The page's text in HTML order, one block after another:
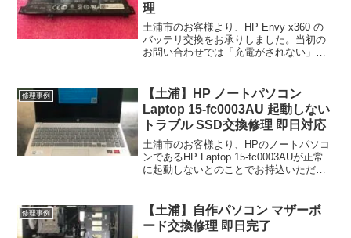
理
土浦市のお客様より、HP Envy x360 の
バッテリ交換をお承りしました。当初の
お問い合わせでは「充電がされない」と
ってしまう」という症状もご申告いただ
いておりまし...
修理事例
【土浦】HP ノートパソコン
Laptop 15-fc0003AU 起動しない
トラブル SSD交換修理 即日対応
土浦市のお客様より、HPのノートパソコ
ンであるHP Laptop 15-fc0003AUが正常
に起動しないとのことでお持込いただき
Windowsが起動しませ...
修理事例
【土浦】自作パソコン マザーボ
ード交換修理 即日完了